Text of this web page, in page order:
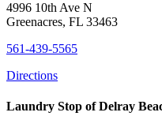
4996 10th Ave N
Greenacres, FL 33463
561-439-5565
Directions
Laundry Stop of Delray